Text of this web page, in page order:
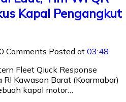
Kapal Pengangkut
Comments Posted at 03:48
Fleet Qiuck Response
Kawasan Barat (Koarmabar)
kapal motor…